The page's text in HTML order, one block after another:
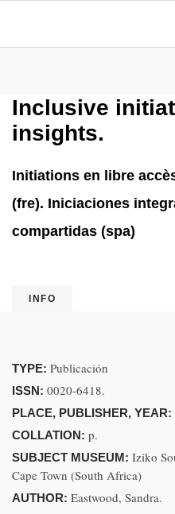
Inclusive
insights.
Initiations en libre
(fre). Iniciaciones
compartidas (spa)
INFO
TYPE: Publicación
ISSN: 0020-6418.
PLACE, PUBLISHER, YEAR:
COLLATION: p.
SUBJECT MUSEUM: Iziko
Cape Town (South Africa)
AUTHOR: Eastwood, Sandra.